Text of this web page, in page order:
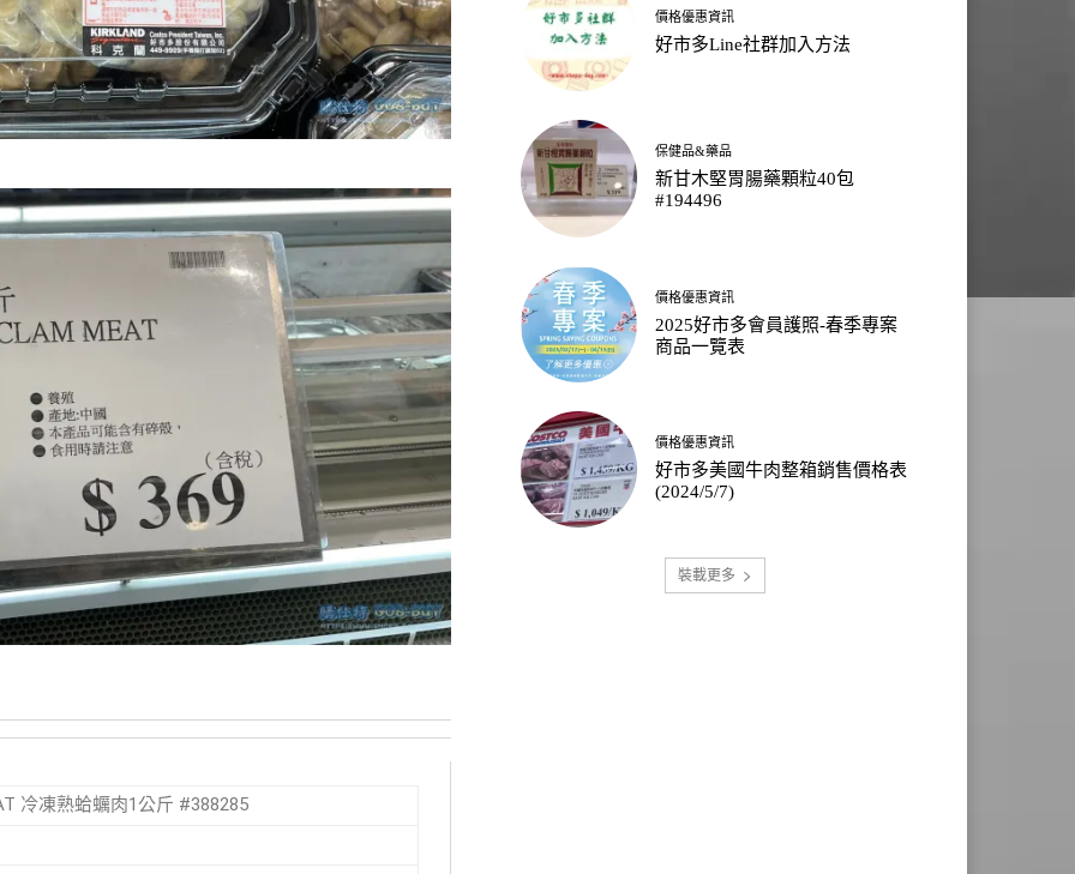
冷凍熟蛤蠣肉1公斤 #388285
價格優惠資訊
好市多Line社群加入方法
保健品&藥品
新甘木堅胃腸藥顆粒40包
#194496
價格優惠資訊
2025好市多會員護照-春季專案
商品一覽表
價格優惠資訊
好市多美國牛肉整箱銷售價格表
(2024/5/7)
裝載更多